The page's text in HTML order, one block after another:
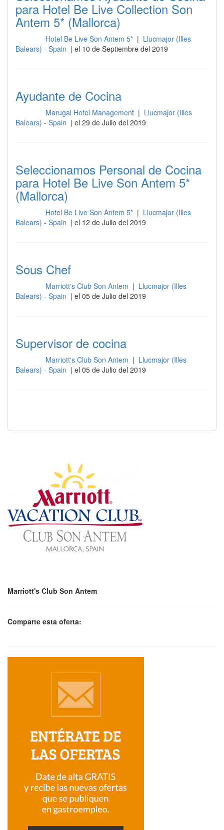
para Hotel Be Live Collection Son
Antem 5* (Mallorca)
Hotel Be Live Son Antem 5* | Llucmajor (Illes
Balears) - Spain | el 10 de Septiembre del 2019
Ayudante de Cocina
Marugal Hotel Management | Llucmajor (Illes
Balears) - Spain | el 29 de Julio del 2019
Seleccionamos Personal de Cocina
para Hotel Be Live Son Antem 5*
(Mallorca)
Hotel Be Live Son Antem 5* | Llucmajor (Illes
Balears) - Spain | el 12 de Julio del 2019
Sous Chef
Marriott's Club Son Antem | Llucmajor (Illes
Balears) - Spain | el 05 de Julio del 2019
Supervisor de cocina
Marriott's Club Son Antem | Llucmajor (Illes
Balears) - Spain | el 05 de Julio del 2019
Marriott's Club Son Antem
Comparte esta oferta: